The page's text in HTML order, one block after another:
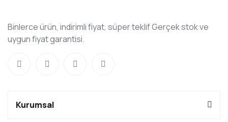
Binlerce ürün, indirimli fiyat, süper teklif Gerçek stok ve
uygun fiyat garantisi.
Kurumsal